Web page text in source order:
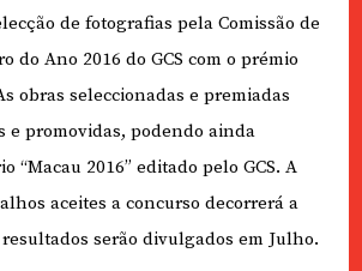
de fotografias pela Comissão de
do Ano 2016 do GCS com o prémio
obras seleccionadas e premiadas
e promovidas, podendo ainda
“Macau 2016” editado pelo GCS. A
aceites a concurso decorrerá a
serão divulgados em Julho.